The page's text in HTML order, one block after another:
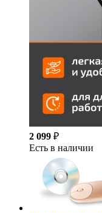
2 099 ₽
Есть в наличии